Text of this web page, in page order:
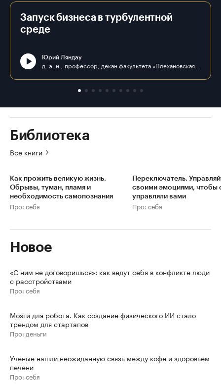
Запуск бизнеса в турбулентной
среде
Юрий Ляндау
Библиотека
Все книги
Как прожить великую жизнь.
Обрывы, туман, пламя и
необходимость самопознания
Про: себя
Переключатель.
своими эмоциями, чтобы
управляли вами
Про: себя
Новое
«С ним не договоришься»: как ведут себя в конфликте люди
с расстройствами
Про: себя
Мозги для робота. Как создание физического ИИ стало
трендом для стартапов
Про: деньги
Ученые нашли неожиданную связь между кофе и здоровьем
печени
Про: себя